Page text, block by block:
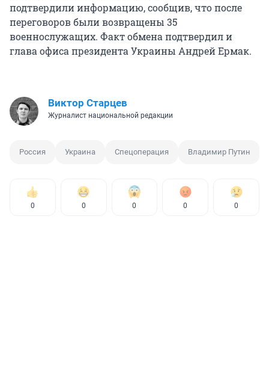
подтвердили информацию, сообщив, что после
переговоров были возвращены 35
военнослужащих. Факт обмена подтвердил и
глава офиса президента Украины Андрей Ермак.
Виктор Старцев
Журналист национальной редакции
Россия Украина Спецоперация Владимир Путин
0 0 0 0 0